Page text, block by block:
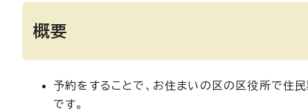
概要
予約をすることで、お住まいの区の区役所で住
です。